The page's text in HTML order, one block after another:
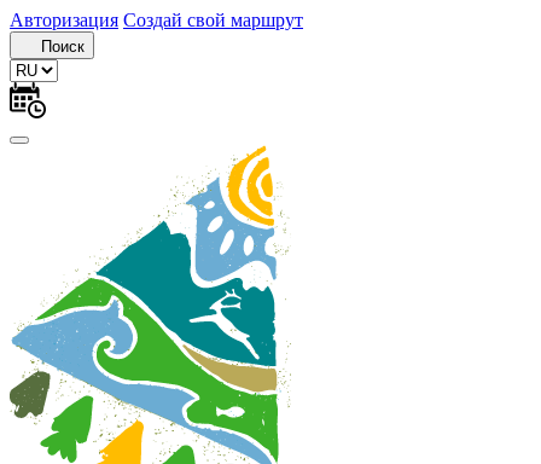
Авторизация Создай свой маршрут
Поиск